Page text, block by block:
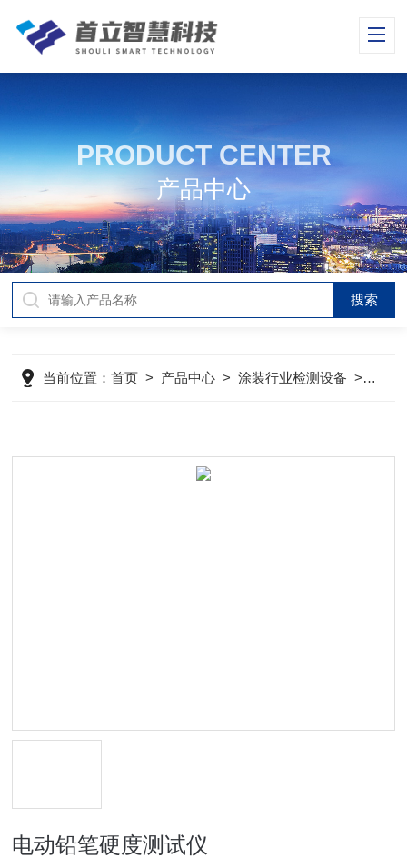
PRODUCT CENTER
产品中心
当前位置：首页 > 产品中心 >涂装行业检测设备 > 附着
电动铅笔硬度测试仪